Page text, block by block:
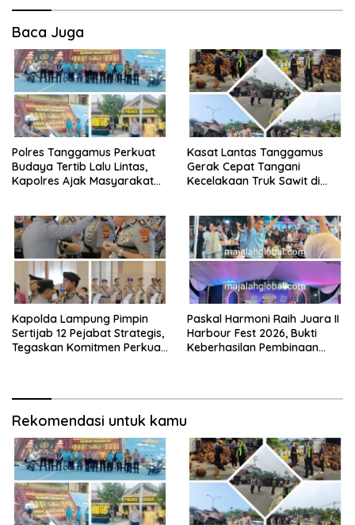
Baca Juga
Polres Tanggamus Perkuat
Budaya Tertib Lalu Lintas,
Kapolres Ajak Masyarakat
Siger Lampung Presisi
Kasat Lantas Tanggamus
Gerak Cepat Tangani
Kecelakaan Truk Sawit di
Kapolda Lampung Pimpin
Sertijab 12 Pejabat Strategis,
Tegaskan Komitmen Perkuat
Paskal Harmoni Raih Juara II
Harbour Fest 2026, Bukti
Keberhasilan Pembinaan
Rekomendasi untuk kamu